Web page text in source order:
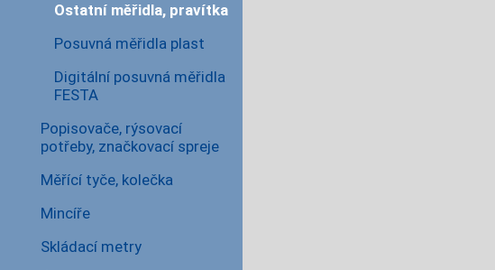
Ostatní měřidla, pravítka
Posuvná měřidla plast
Digitální posuvná měřidla
FESTA
Popisovače, rýsovací
potřeby, značkovací spreje
Měřící tyče, kolečka
Mincíře
Skládací metry